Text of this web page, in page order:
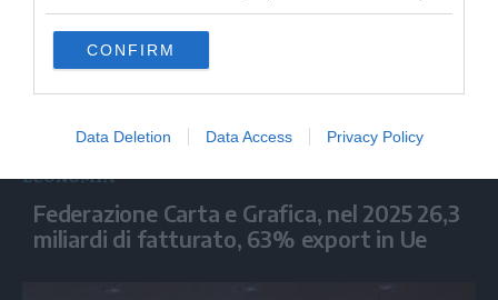
CONFIRM
Data Deletion Data Access Privacy Policy
ECONOMIA
Federazione Carta e Grafica, nel 2025 26,3
miliardi di fatturato, 63% export in Ue